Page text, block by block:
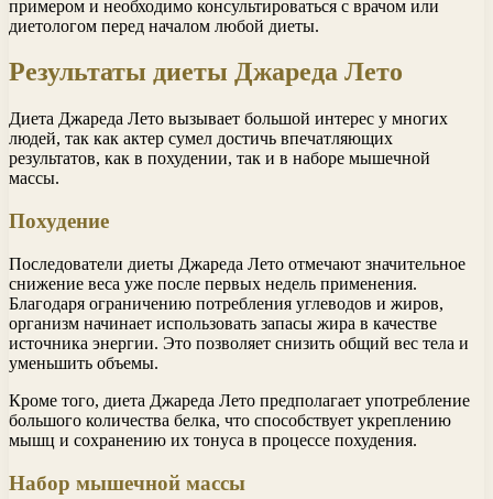
примером и необходимо консультироваться с врачом или
диетологом перед началом любой диеты.
Результаты диеты Джареда Лето
Диета Джареда Лето вызывает большой интерес у многих
людей, так как актер сумел достичь впечатляющих
результатов, как в похудении, так и в наборе мышечной
массы.
Похудение
Последователи диеты Джареда Лето отмечают значительное
снижение веса уже после первых недель применения.
Благодаря ограничению потребления углеводов и жиров,
организм начинает использовать запасы жира в качестве
источника энергии. Это позволяет снизить общий вес тела и
уменьшить объемы.
Кроме того, диета Джареда Лето предполагает употребление
большого количества белка, что способствует укреплению
мышц и сохранению их тонуса в процессе похудения.
Набор мышечной массы